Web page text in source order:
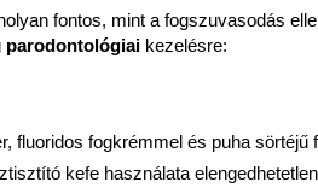
fontos, mint a fogszuvasodás
parodontológiai kezelésre:
fluoridos fogkrémmel és puha sörtéjű
kefe használata